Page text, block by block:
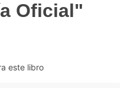
Oficial"
este libro